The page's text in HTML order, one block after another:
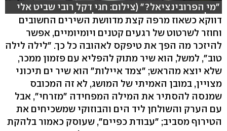
"מי הפרובינציאל?" (צילום: חגי דקל רובי שביט אלי
סגל אופיר גונן עריכה: אמיר סולומון)
דווקא כשאוז מרפה קצת מדוושת השירים החשובים
וחוזר לשרטוט של רגעים קטנים ויומיומיים, אפשר
להיזכר מה הפך את טיפקס לאהובה כל כך. "לילה לילה
טוב", למשל, הוא שיר מתוק להפליא עם פזמון ממכר,
שלא יוצא מהראש; "צמד איילות" הוא שיר ים תיכוני
מצויין, במובן האמיתי של המושג, לא זה המכובס
שמנסה להסתיר את המילה המפחידה "מזרחי", אבל
עם הערק והשולחן ליד הים והבוזוקי שמשכיחים את
הטירוף מסביב; "עבודת כפיים", שעוסק כאמור בלהקת